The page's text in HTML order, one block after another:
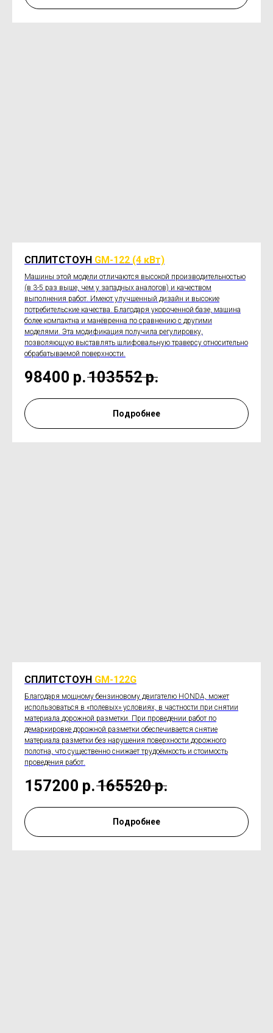
СПЛИТСТОУН GM-122 (4 кВт)
Машины этой модели отличаются высокой производительностью
(в 3-5 раз выше, чем у западных аналогов) и качеством
выполнения работ. Имеют улучшенный дизайн и высокие
потребительские качества. Благодаря укороченной базе, машина
более компактна и манёвренна по сравнению с другими
моделями. Эта модификация получила регулировку,
позволяющую выставлять шлифовальную траверсу относительно
обрабатываемой поверхности.
98400 р.103552р.
Подробнее
СПЛИТСТОУН GM-122G
Благодаря мощному бензиновому двигателю HONDA, может
использоваться в «полевых» условиях, в частности при снятии
материала дорожной разметки. При проведении работ по
демаркировке дорожной разметки обеспечивается снятие
материала разметки без нарушения поверхности дорожного
полотна, что существенно снижает трудоёмкость и стоимость
проведения работ.
157200 р.165520р.
Подробнее